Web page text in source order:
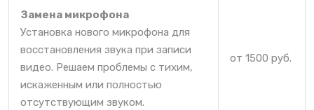
Замена микрофона
Установка нового микрофона для
восстановления звука при записи
видео. Решаем проблемы с тихим,
искаженным или полностью
отсутствующим звуком.
от 1500 руб.